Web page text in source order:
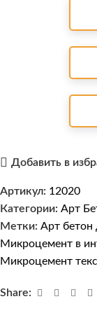
Добавить в
Артикул: 12020
Категории: Арт
Метки: Арт бетон
Микроцемент в
Микроцемент
Share: